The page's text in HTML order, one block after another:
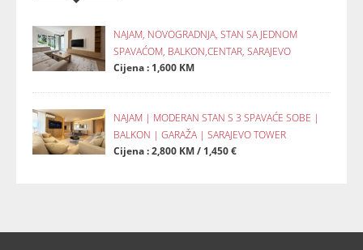
NAJAM, NOVOGRADNJA, STAN SA JEDNOM
SPAVAĆOM, BALKON,CENTAR, SARAJEVO
Cijena : 1,600 KM
NAJAM | MODERAN STAN S 3 SPAVAĆE SOBE |
BALKON | GARAŽA | SARAJEVO TOWER
Cijena : 2,800 KM / 1,450 €